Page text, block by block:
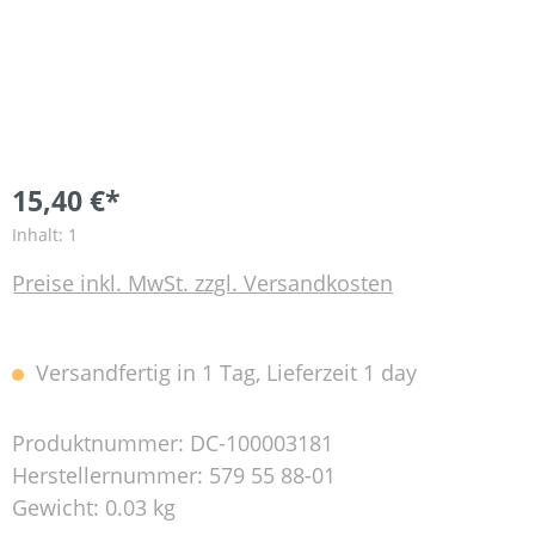
15,40 €*
Inhalt: 1
Preise inkl. MwSt. zzgl. Versandkosten
Versandfertig in 1 Tag, Lieferzeit 1 day
Produktnummer: DC-100003181
Herstellernummer: 579 55 88-01
Gewicht: 0.03 kg